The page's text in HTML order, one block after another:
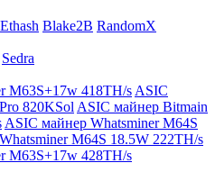
Ethash Blake2B RandomX
Sedra
M63S+17w 418TH/s ASIC
820KSol ASIC майнер Bitmain
ASIC майнер Whatsminer M64S
M64S 18.5W 222TH/s
M63S+17w 428TH/s